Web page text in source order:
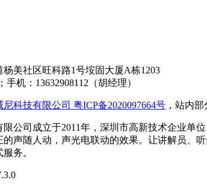
美社区旺科路1号垵固大厦A栋1203
手机：13632908112（胡经理）
科技有限公司 粤ICP备2020097664号 ，站内
公司成立于2011年，深圳市高新技术企业单
声随人动，声光电联动的效果。让讲解员、
务。